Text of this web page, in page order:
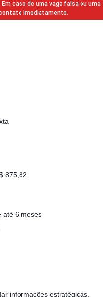
caso de uma vaga falsa ou uma
imediatamente.
875,82
até 6 meses
informações estratégicas,